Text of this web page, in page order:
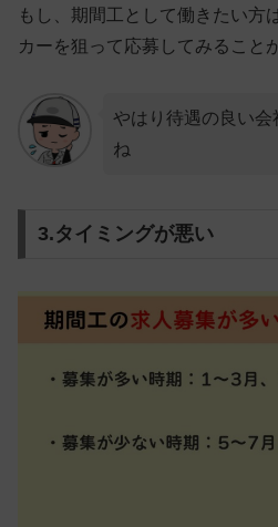
もし、期間工として働きたい方
カーを狙って応募してみること
やはり待遇の良い
ね
3.タイミングが悪い